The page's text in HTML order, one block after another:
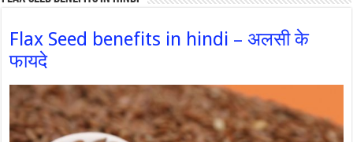
Flax Seed benefits in hindi – अलसी के
फायदे